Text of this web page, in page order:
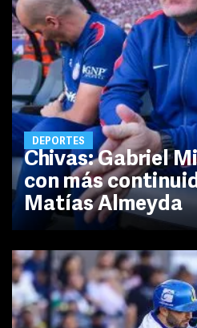
DEPORTES
Chivas: Gabriel
con más
Matías Almeyda